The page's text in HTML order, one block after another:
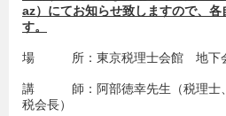
az）にてお知らせ致しますので、各
す。
場 所：東京税理士会館 地下
講 師：阿部徳幸先生（税理士、
税会長）